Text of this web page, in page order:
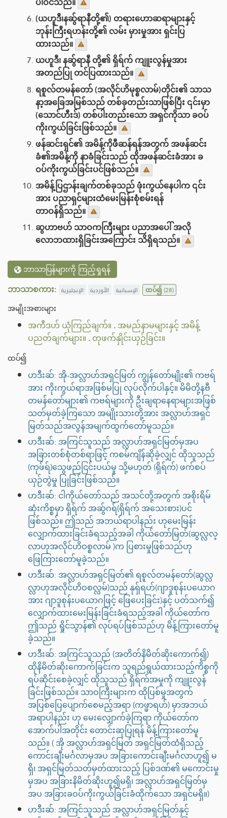
(ယဟူဒီ၊နဆ်ွရာနီတို့၏) တရားဟောဆရာများနှင့်
ဘုန်းကြီးရဟန်းတို့၏ လမ်း မှားမှုအား ရှင်းပြ
ထားသည်။
ယဟူဒီ၊ နဆ်ွရာနီ တို့၏ ရှိရ်က် ကျူးလွန်မှုအား
အတည်ပြု တင်ပြထားသည်။
ရစူလ်တမန်တော် (အလိုင်ဟိမုစ္စလာမ်)တိုင်း၏ သာသ
နာ့အခြေအမြစ်သည် တစ်ခုတည်းသာဖြစ်ပြီး ၎င်းမှာ
(သောင်ဟီးဒ်) တစ်ပါးတည်းသော အရှင်ကိုသာ ခဝပ်
ကိုးကွယ်ခြင်းဖြစ်သည်။
ဖန်ဆင်းရှင်၏ အမိန့်ကိုဖီဆန်ရန်အတွက် အဖန်ဆင်း
ခံ၏အမိန့်ကို နာခံခြင်းသည် ထိုအဖန်ဆင်းခံအား ခ
ဝပ်ကိုးကွယ်ခြင်းပင်ဖြစ်သည်။
အမိန့်ပြဌာန်းချက်တစ်ခုသည် ဖုံးကွယ်နေပါက ၎င်း
အား ပညာရှင်များထံမေးမြန်းစုံစမ်းရန်
တာဝန်ရှိသည်။
ဆွဟာဗဟ် သာဝကကြီးများ ပညာအပေါ် အလို
လောဘထားရှိခြင်းအကြောင်း သိရှိရသည်။
ဘာသာပြန်များကို ကြည့်ရှုရန်
ဘာသာစကား: الإنجليزية الأوردية الإسبانية ထပ်၍(28)
အမျိုးအစားများ
အကီဒဟ် ယုံကြည်ချက်။ .အမည်နာမများနှင့် အမိန့်
ပညတ်ချက်များ။ .တုဖက်နှိုင်းယှဉ်ခြင်း။
ထပ်၍
ဟဒီးဆ်: အို-အလ္လာဟ်အရှင်မြတ် ကျွန်တော်မျိုး၏ ကဗရ်
အား ကိုးကွယ်ရာအဖြစ်မပြု လုပ်လိုက်ပါနှင့်။ မိမိတို့နဗီ
တမန်တော်များ၏ ကဗရ်များကို ဦးချရာနေရာများအဖြစ်
သတ်မှတ်ခဲ့ကြသော အမျိုးသားတို့အား အလ္လာဟ်အရှင်
မြတ်သည်အလွန်အမျက်ထွက်တော်မူသည်။
ဟဒီးဆ်: အကြင်သူသည် အလ္လာဟ်အရှင်မြတ်မှအပ
အခြားတစ်စုံတစ်ရာဖြင့် ကစမ်ကျိန်ဆိုခဲ့လျှင် ထိုသူသည်
(ကုဖ်ရ်)သွေဖည်ငြင်းပယ်မှု သို့မဟုတ် (ရှိရ်က်) ဖက်စပ်
ယှဉ်တွဲမှု ပြုခြင်းဖြစ်သည်။
ဟဒီးဆ်: ငါကိုယ်တော်သည် အသင်တို့အတွက် အစိုးရိမ်
ဆုံးကိစ္စမှာ ရှိရ်က် အဆ်ွဂရ်(ရှိရ်က် အသေးစား)ပင်
ဖြစ်သည်။ ဤသည် အဘယ်ရာပါနည်း ဟုမေးမြန်း
လျှောက်ထားခြင်းခံရသည့်အခါ ကိုယ်တော်မြတ်(ဆွလ္လလ္
လာဟုအလိုင်ဟိဝစ္စလာမ် )က ပြစားမှုဖြစ်သည်ဟု
ဖြေကြားတော်မူခဲ့သည်။
ဟဒီးဆ်: အလ္လာဟ်အရှင်မြတ်၏ ရစူလ်တမန်တော်(ဆွလ္လ
လ္လာဟုအလိုင်ဟိဝစလ္လမ်)သည် နုရှ်ရဟ်(ဂျာဒူစုန်းပယောဂ
အား ဂျာဒူစုန်းပယောဂဖြင့် ဖြေပေးခြင်း)နှင့် ပတ်သက်၍
လျှောက်ထားမေးမြန်းခြင်းခံရသည့်အခါ ကိုယ်တော်က
ဤသည် ရှိုင်သွာန်၏ လုပ်ရပ်ဖြစ်သည်ဟု မိန့်ကြားတော်မူ
ခဲ့သည်။
ဟဒီးဆ်: အကြင်သူသည် (အတိတ်နိမိတ်ဆိုးကောက်၍)
ထိုနိမိတ်ဆိုးကောက်ခြင်းက သူရည်ရွယ်ထားသည့်ကိစ္စကို
ရပ်ဆိုင်းစေခဲ့လျှင် ထိုသူသည် ရှိရ်က်အမှုကို ကျူးလွန်
ခြင်းဖြစ်သည်။ သာဝကြီးများက ထိုပြစ်မှုအတွက်
အပြစ်ပြေပျောက်စေမည့်အရာ (ကဖ္ဖာရဟ်) မှာအဘယ်
အရာပါနည်း ဟု မေးလျှောက်ခဲ့ကြရာ ကိုယ်တော်က
အောက်ပါအတိုင်း တောင်းဆုပြုရန် မိန့်ကြားတော်မူ
သည်။ ( အို အလ္လာဟ်အရှင်မြတ် အရှင်မြတ်ထံရှိသည့်
ကောင်းချီးမင်္ဂလာမှအပ အခြားကောင်းချီးမင်္ဂလာဟူ၍ မ
ရှိ၊ အရှင်မြတ်သတ်မှတ်ထားသည့် ပြစ်ဒဏ်၏ မကောင်းမှု
မှအပ အခြားနိမိတ်ဆိုးဟူ၍မရှိ၊ အလ္လာဟ်အရှင်မြတ်မှ
အပ အခြားခဝပ်ကိုးကွယ်ခြင်းခံထိုက်သော အရှင်မရှိ။)
ဟဒီးဆ်: အကြင်သူသည် အလ္လာဟ်အရှင်မြတ်နှင့်